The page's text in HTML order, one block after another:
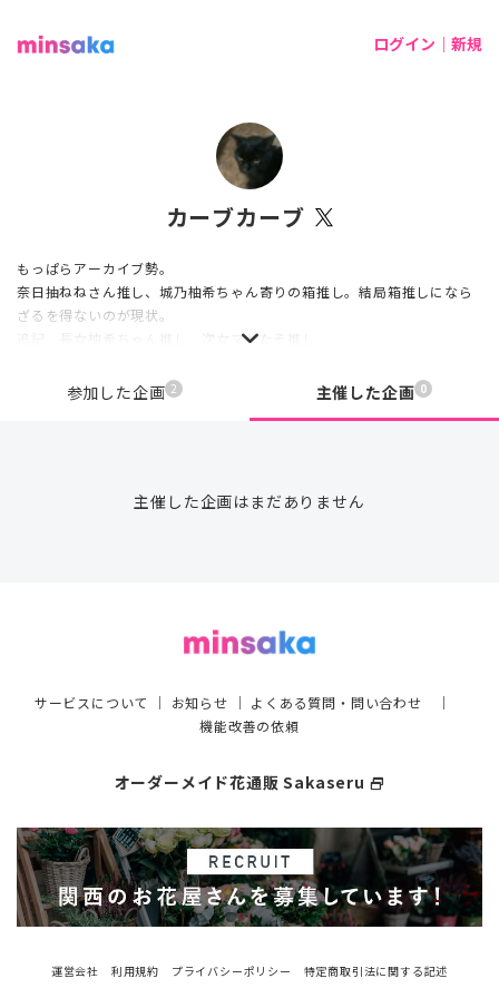
ログイン｜新規
カーブカーブ
もっぱらアーカイブ勢。
奈日抽ねねさん推し、城乃柚希ちゃん寄りの箱推し。結局箱推しになら
ざるを得ないのが現状。
追記 長女柚希ちゃん推し 次女マヤたそ推し
参加した企画 2 主催した企画 0
主催した企画はまだありません
サービスについて ｜ お知らせ ｜ よくある質問・問い合わせ ｜
機能改善の依頼
オーダーメイド花通販 Sakaseru select_window
運営会社 利用規約 プライバシーポリシー
特定商取引法に関する記述